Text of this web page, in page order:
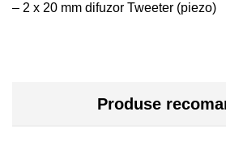
– 2 x 20 mm difuzor Tweeter (piezo)
Produse